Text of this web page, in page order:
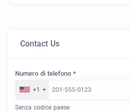
Contact Us
Numero di telefono *
+1
Senza codice paese